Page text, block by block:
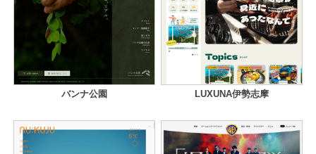
バンナ公園 LUXUNA伊勢志摩